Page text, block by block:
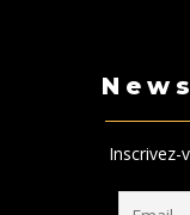
Inscrivez-